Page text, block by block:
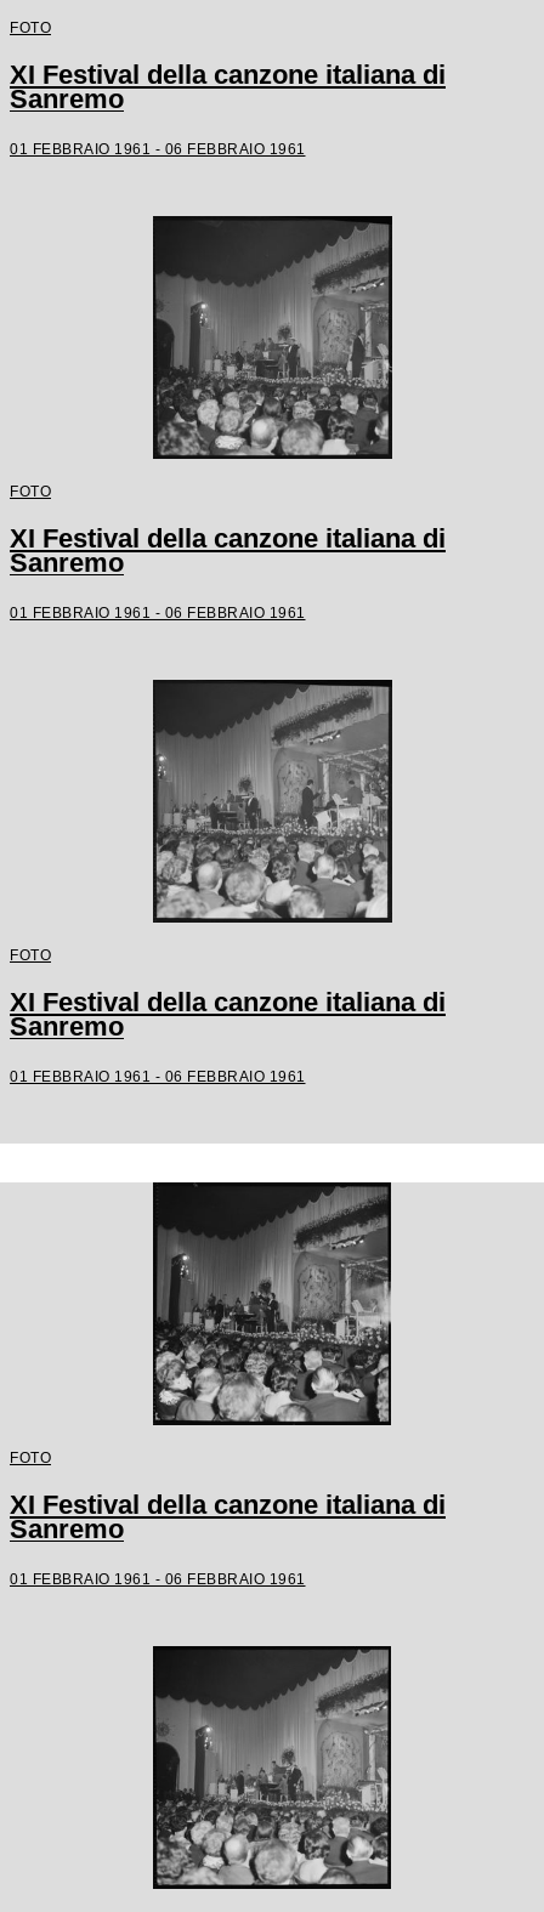
FOTO
XI Festival della canzone italiana di
Sanremo
01 FEBBRAIO 1961 - 06 FEBBRAIO 1961
FOTO
XI Festival della canzone italiana di
Sanremo
01 FEBBRAIO 1961 - 06 FEBBRAIO 1961
FOTO
XI Festival della canzone italiana di
Sanremo
01 FEBBRAIO 1961 - 06 FEBBRAIO 1961
FOTO
XI Festival della canzone italiana di
Sanremo
01 FEBBRAIO 1961 - 06 FEBBRAIO 1961